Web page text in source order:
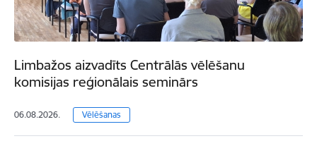
Limbažos aizvadīts Centrālās vēlēšanu
komisijas reģionālais seminārs
06.08.2026. Vēlēšanas